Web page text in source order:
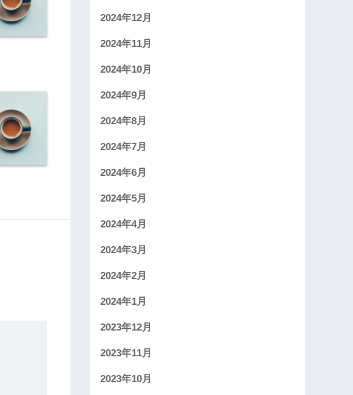
2024年12月
2024年11月
2024年10月
2024年9月
2024年8月
2024年7月
2024年6月
2024年5月
2024年4月
2024年3月
2024年2月
2024年1月
2023年12月
2023年11月
2023年10月